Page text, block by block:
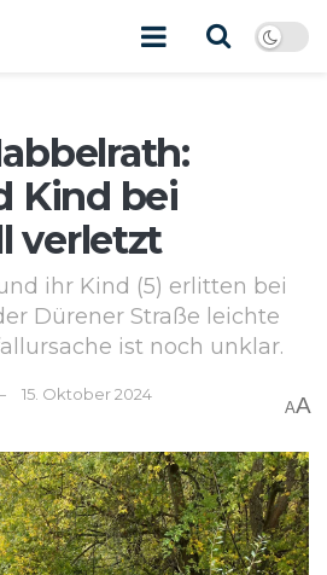
Kind bei
verletzt
ihr Kind (5) erlitten bei
Dürener Straße leichte
ist noch unklar.
15. Oktober 2024
AA